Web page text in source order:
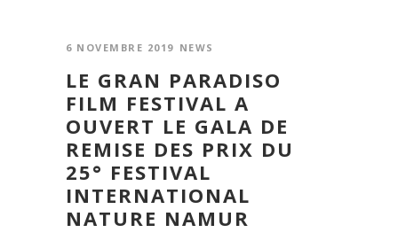
6 NOVEMBRE 2019 NEWS
LE GRAN PARADISO
FILM FESTIVAL A
OUVERT LE GALA DE
REMISE DES PRIX DU
25° FESTIVAL
INTERNATIONAL
NATURE NAMUR